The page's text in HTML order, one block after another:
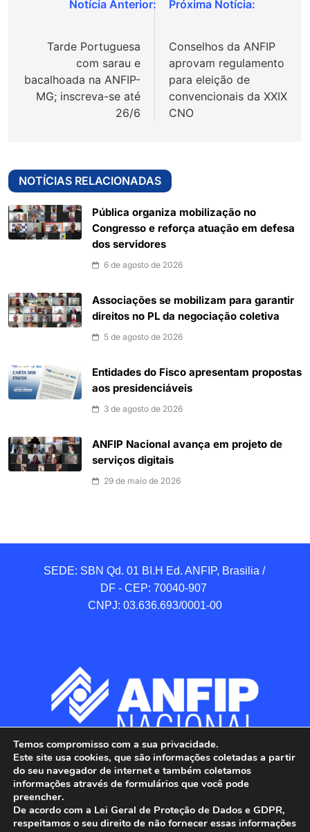
Navegação
Post
Tarde Portuguesa
com sarau e
bacalhoada na ANFIP-
MG; inscreva-se até
26/6
Conselhos da ANFIP
aprovam regulamento
para eleição de
convencionais da XXIX
CNO
NOTÍCIAS RELACIONADAS
Pública organiza mobilização no
Congresso e reforça atuação em defesa
dos servidores
6 de agosto de 2026
Associações se mobilizam para garantir
direitos no PL da negociação coletiva
5 de agosto de 2026
Entidades do Fisco apresentam propostas
aos presidenciáveis
3 de agosto de 2026
ANFIP Nacional avança em projeto de
serviços digitais
29 de maio de 2026
SEDE: SBN Qd. 01 BI.H Ed. ANFIP, Brasilia /
DF - CEP: 70040-907
CNPJ: 03.636.693/0001-00
Temos compromisso com a sua privacidade.
Este site usa cookies, que são informações coletadas a partir
do seu navegador de internet e também coletamos
informações através de formulários que você pode
preencher.
De acordo com a Lei Geral de Proteção de Dados e GDPR,
respeitamos o seu direito de não fornecer essas informações